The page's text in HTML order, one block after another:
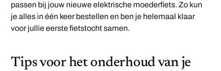
passen bij jouw nieuwe elektrische moederfiets. Zo kun
je alles in één keer bestellen en ben je helemaal klaar
voor jullie eerste fietstocht samen.
Tips voor het onderhoud van je